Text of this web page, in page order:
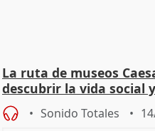
La ruta de museos
descubrir la vida social
Zaragoza ro
Sonido Totales